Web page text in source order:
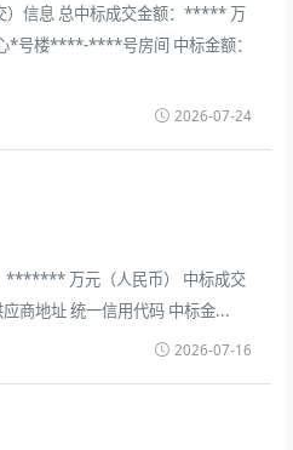
）信息 总中标成交金额：***** 万
*号楼****-****号房间 中标金额：
2026-07-24
******* 万元（人民币） 中标成交
商地址 统一信用代码 中标金...
2026-07-16